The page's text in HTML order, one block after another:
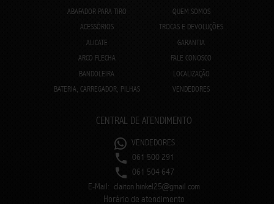
ABAFADOR PARA TIRO
ACESSÓRIOS
ALICATE
ARCO FLECHA
BANDOLEIRA
BATERIA, CARREGADOR, PILHAS
QUEM SOMOS
TROCAS E DEVOLUÇÕES
GARANTIA
FALE CONOSCO
LOCALIZAÇÃO
VENDEDORES
CENTRAL DE ATENDIMENTO
VENDEDORES
061 500 291
061 504 647
E-Mail: claiton.hinkel25@gmail.com
Horário de atendimento